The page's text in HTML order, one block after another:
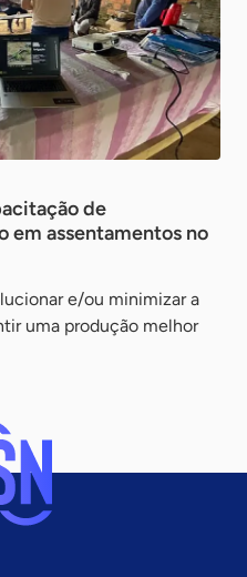
de
em assentamentos no
e/ou minimizar a
uma produção melhor